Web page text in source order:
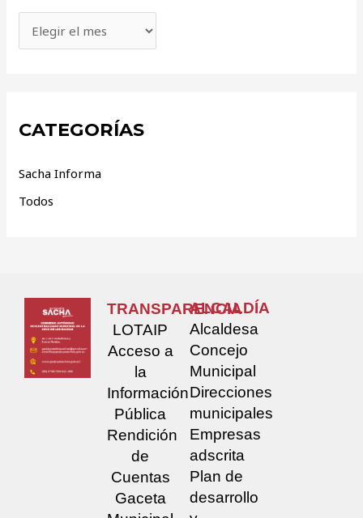
CATEGORÍAS
Sacha Informa
Todos
TRANSPARENCIA
LOTAIP
Acceso a
la
Información
Pública
Rendición
de
Cuentas
Gaceta
ALCALDÍA
Alcaldesa
Concejo
Municipal
Direcciones
municipales
Empresas
adscrita
Plan de
desarrollo